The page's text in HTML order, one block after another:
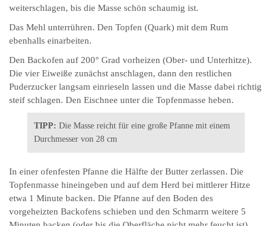
weiterschlagen, bis die Masse schön schaumig ist.
Das Mehl unterrühren. Den Topfen (Quark) mit dem Rum
ebenhalls einarbeiten.
Den Backofen auf 200° Grad vorheizen (Ober- und Unterhitze).
Die vier Eiweiße zunächst anschlagen, dann den restlichen
Puderzucker langsam einrieseln lassen und die Masse dabei richtig
steif schlagen. Den Eischnee unter die Topfenmasse heben.
TIPP: Die Masse reicht für eine große Pfanne mit einem
Durchmesser von 28 cm
In einer ofenfesten Pfanne die Hälfte der Butter zerlassen. Die
Topfenmasse hineingeben und auf dem Herd bei mittlerer Hitze
etwa 1 Minute backen. Die Pfanne auf den Boden des
vorgeheizten Backofens schieben und den Schmarrn weitere 5